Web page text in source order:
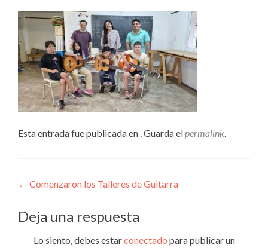
Esta entrada fue publicada en . Guarda elpermalink.
Navegación
de
entradas
← Comenzaron los Talleres de Guitarra
Deja una respuesta
Lo siento, debes estarconectado para publicar un